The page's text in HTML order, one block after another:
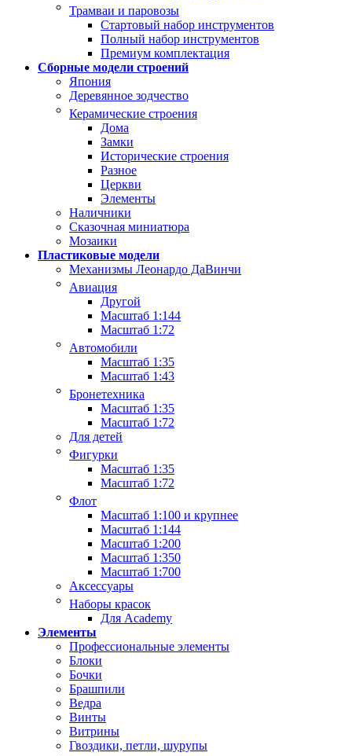
Трамваи и паровозы
Стартовый набор инструментов
Полный набор инструментов
Премиум комплектация
Сборные модели строений
Япония
Деревянное зодчество
Керамические строения
Дома
Замки
Исторические строения
Разное
Церкви
Элементы
Наличники
Сказочная миниатюра
Мозаики
Пластиковые модели
Механизмы Леонардо ДаВинчи
Авиация
Другой
Масштаб 1:144
Масштаб 1:72
Автомобили
Масштаб 1:35
Масштаб 1:43
Бронетехника
Масштаб 1:35
Масштаб 1:72
Для детей
Фигурки
Масштаб 1:35
Масштаб 1:72
Флот
Масштаб 1:100 и крупнее
Масштаб 1:144
Масштаб 1:200
Масштаб 1:350
Масштаб 1:700
Аксессуары
Наборы красок
Для Academy
Элементы
Профессиональные элементы
Блоки
Бочки
Брашпили
Ведра
Винты
Витрины
Гвоздики, петли, шурупы